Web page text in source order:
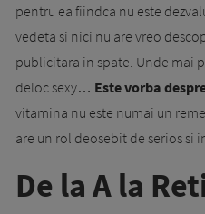
pentru ea fiindca nu este
vedeta si nici nu are vreo
publicitara in spate. Unde mai
deloc sexy… Este vorba
vitamina nu este numai un
are un rol deosebit de serios si
De la A la